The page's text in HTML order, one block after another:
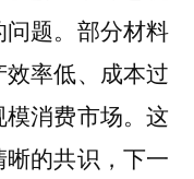
题。部分材料
率低、成本过
消费市场。这
的共识，下一